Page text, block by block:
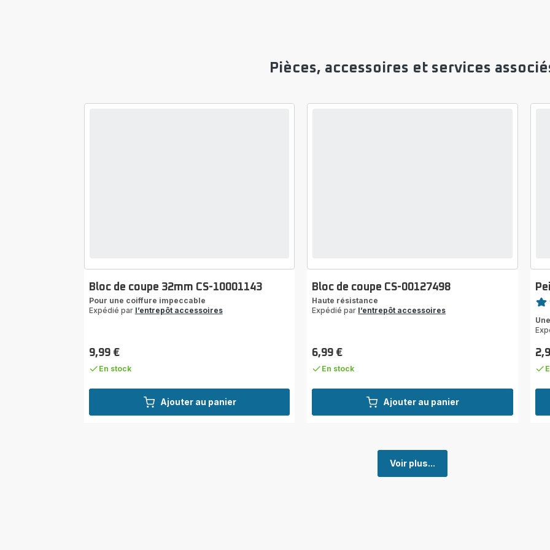
Pièces, accessoires et services
Ajouter au panier
Bloc de coupe 32mm CS-10001143
Pour une coiffure impeccable
Expédié par l’entrepôt accessoires
Prix
9,99 €
En stock
Ajouter au panier
Bloc de coupe CS-00127498
Haute résistance
Expédié par l’entrepôt accessoires
Prix
6,99 €
En stock
Note
5
Prix
Voir plus...